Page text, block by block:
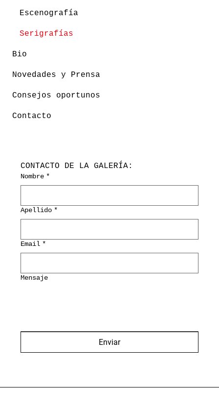
CONTACTO DE LA GALERÍA:
Nombre *
Apellido *
Email *
Mensaje
Enviar
Escenografía
Serigrafías
Bio
Novedades y Prensa
Consejos oportunos
Contacto